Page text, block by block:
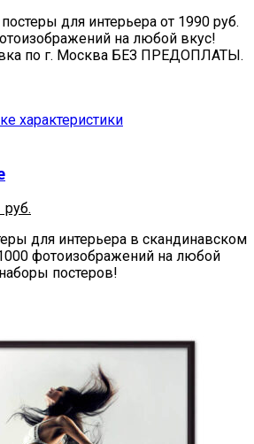
для интерьера от 1990 руб.
на любой вкус!
по г. Москва БЕЗ ПРЕДОПЛАТЫ.
руб.
для интерьера в скандинавском
фотоизображений на любой
постеров!